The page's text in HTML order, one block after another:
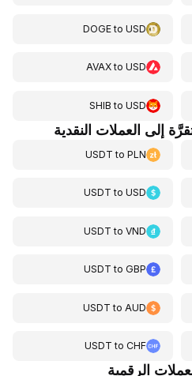
DOGEtoUSD
AVAXtoUSD
SHIB toUSD
إلى العملات النقدية
USDT toPLN
USDT toUSD
USDT toVND
USDT toGBP
USDT to AUD
USDT toCHF
الرقمية